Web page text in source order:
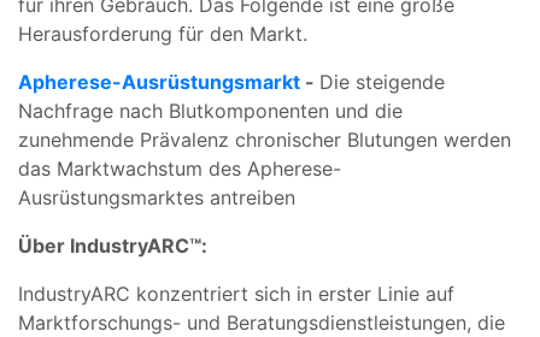
Herausforderung für den Markt.
Apherese-Ausrüstungsmarkt - Die steigende
Nachfrage nach Blutkomponenten und die
zunehmende Prävalenz chronischer Blutungen werden
das Marktwachstum des Apherese-
Ausrüstungsmarktes antreiben
Über IndustryARC™:
IndustryARC konzentriert sich in erster Linie auf
Marktforschungs- und Beratungsdienstleistungen, die